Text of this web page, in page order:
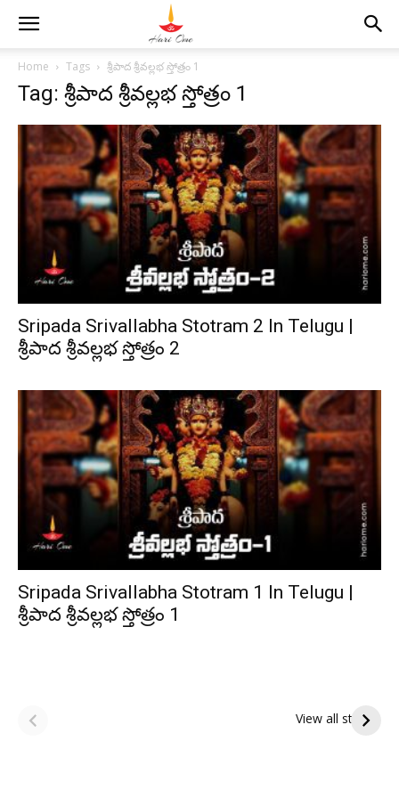
Home Tags శ్రీపాద శ్రీవల్లభ స్తోత్రం 1
Tag: శ్రీపాద శ్రీవల్లభ స్తోత్రం 1
Sripada Srivallabha Stotram 2 In Telugu |
శ్రీపాద శ్రీవల్లభ స్తోత్రం 2
Sripada Srivallabha Stotram 1 In Telugu |
శ్రీపాద శ్రీవల్లభ స్తోత్రం 1
View all stories
పితృదేవతల ఆశీర్వాదం
పొందే పవిత్ర రోజు
ఇంద్రకీలాద్రి గిరి ప్రదక్షిణ